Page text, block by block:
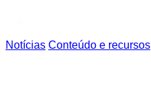
Notícias Conteúdo e recursos